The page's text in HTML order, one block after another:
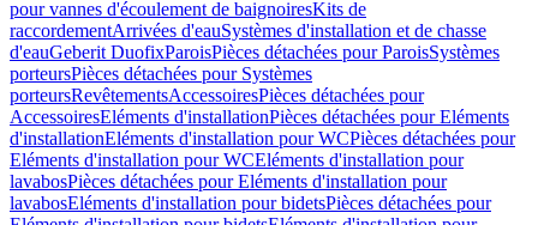
pour vannes d'écoulement de baignoiresKits de
raccordementArrivées d'eauSystèmes d'installation et de chasse
d'eauGeberit DuofixParoisPièces détachées pour ParoisSystèmes
porteursPièces détachées pour Systèmes
porteursRevêtementsAccessoiresPièces détachées pour
AccessoiresEléments d'installationPièces détachées pour Eléments
d'installationEléments d'installation pour WCPièces détachées pour
Eléments d'installation pour WCEléments d'installation pour
lavabosPièces détachées pour Eléments d'installation pour
lavabosEléments d'installation pour bidetsPièces détachées pour